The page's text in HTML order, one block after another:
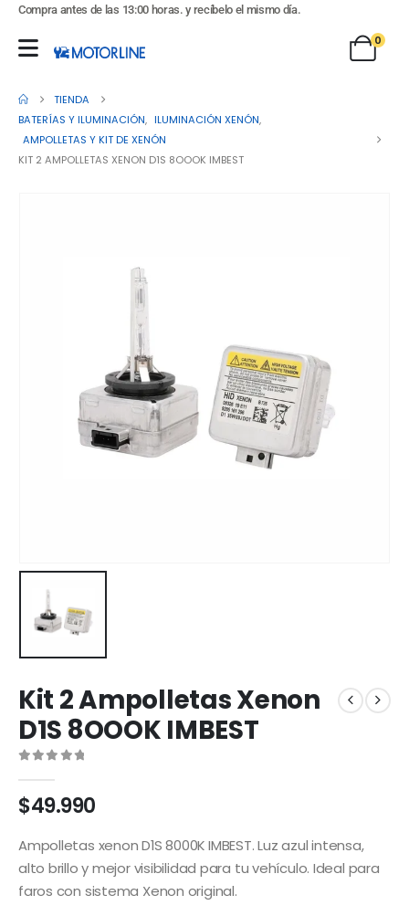
Compra antes de las 13:00 horas. y recíbelo el mismo día.
0
TIENDA
BATERÍAS Y ILUMINACIÓN, ILUMINACIÓN XENÓN,
AMPOLLETAS Y KIT DE XENÓN
KIT 2 AMPOLLETAS XENON D1S 8OOOK IMBEST
Kit 2 Ampolletas Xenon
D1S 8OOOK IMBEST
$49.990
Ampolletas xenon D1S 8000K IMBEST. Luz azul intensa,
alto brillo y mejor visibilidad para tu vehículo. Ideal para
faros con sistema Xenon original.